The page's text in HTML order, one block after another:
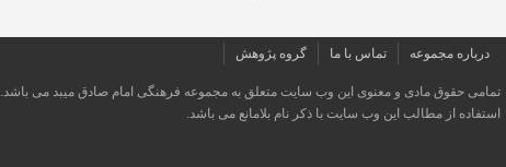
درباره مجموعه تماس با ما گروه پژوهش
تمامی حقوق مادی و معنوی این وب سایت متعلق به مجموعه فرهنگی امام صادق میبد می باشد.
استفاده از مطالب این وب سایت با ذکر نام بلامانع می باشد.